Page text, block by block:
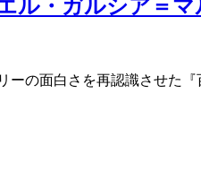
ル・ガルシア＝
の面白さを再認識させた『